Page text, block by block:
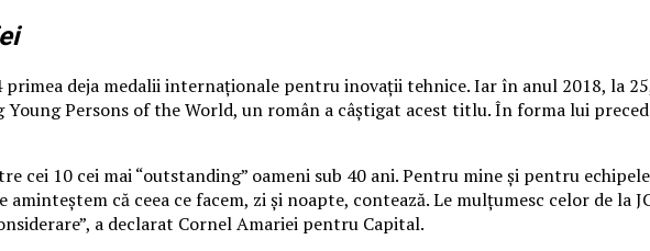
primea deja medalii internaţionale pentru inovaţii tehnice. Iar în anul 2018, la
Persons of the World, un român a câştigat acest titlu. În forma lui
cei 10 cei mai “outstanding” oameni sub 40 ani. Pentru mine şi pentru
aminteştem că ceea ce facem, zi şi noapte, contează. Le mulţumesc celor de
a declarat Cornel Amariei pentru Capital.